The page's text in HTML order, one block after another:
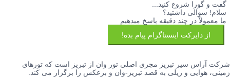
گفت و گورا شروع کنید...
سلام! سوالی داشتید؟
ما معمولاً در چند دقیقه پاسخ میدهیم
از دایرکت اینستاگرام پیام بده!
شرکت آراس سیر تبریز مجری اصلی تور وان از تبریز است که تورهای
زمینی، هوایی و ریلی به قصد تبریز-وان و برعکس را برگزار می کند.